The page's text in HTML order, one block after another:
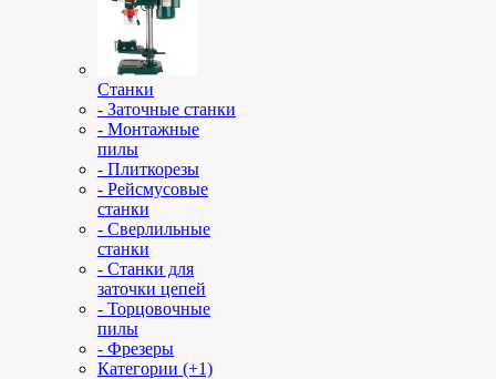
Станки
- Заточные станки
- Монтажные
пилы
- Плиткорезы
- Рейсмусовые
станки
- Сверлильные
станки
- Станки для
заточки цепей
- Торцовочные
пилы
- Фрезеры
Категории (+1)